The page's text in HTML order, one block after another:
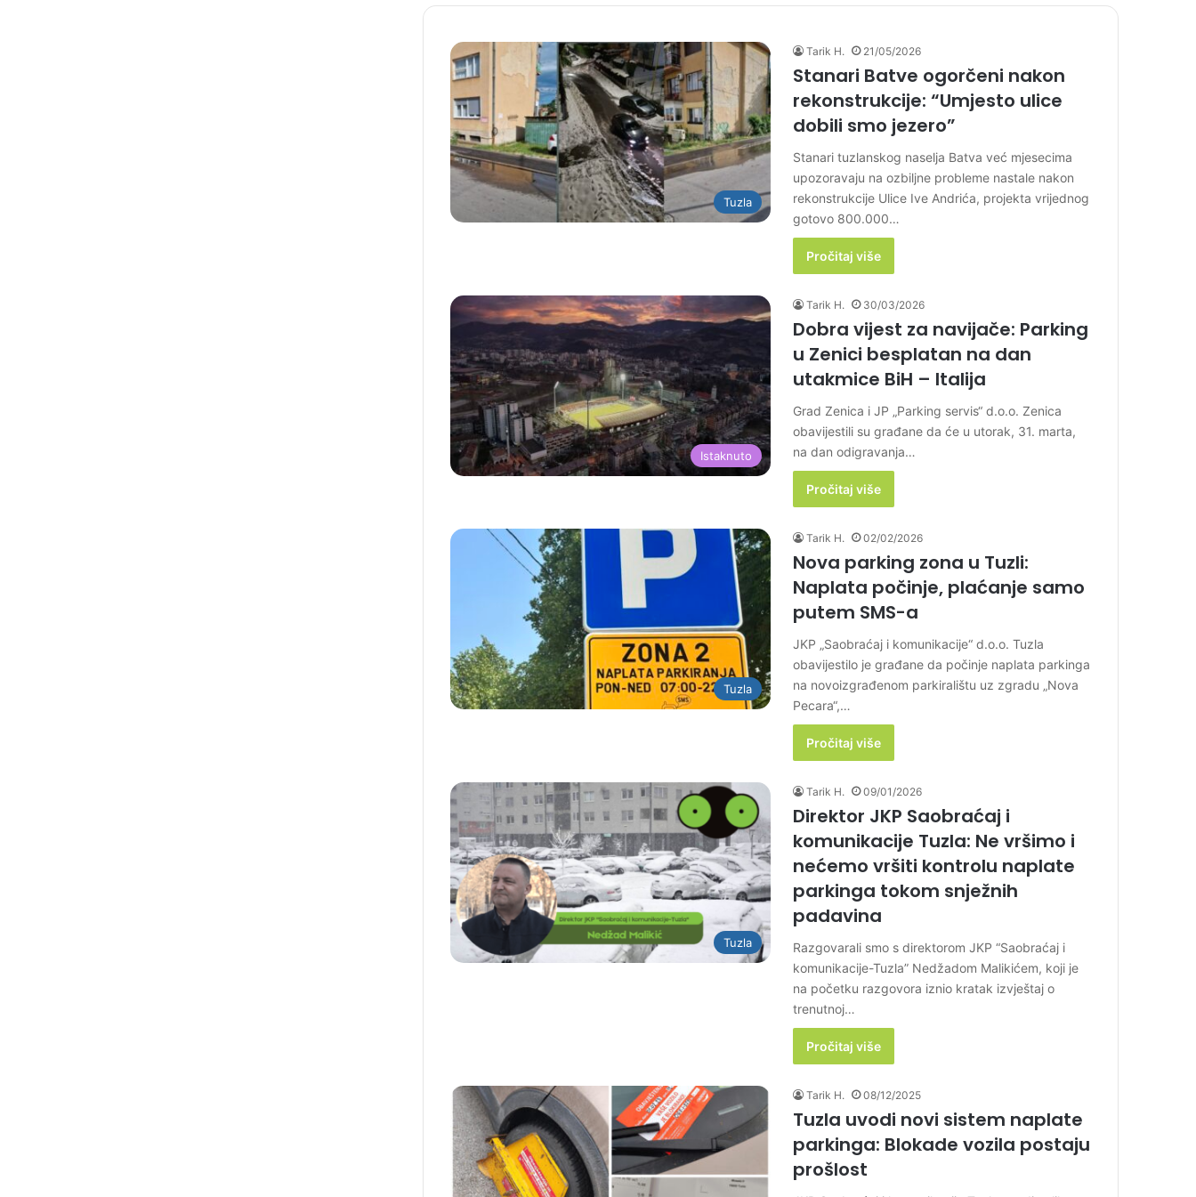
Tuzla
Tarik H. 21/05/2026
Stanari Batve ogorčeni nakon
rekonstrukcije: “Umjesto ulice
dobili smo jezero”
Stanari tuzlanskog naselja Batva već mjesecima
upozoravaju na ozbiljne probleme nastale nakon
rekonstrukcije Ulice Ive Andrića, projekta vrijednog
gotovo 800.000…
Pročitaj više
Istaknuto
Tarik H. 30/03/2026
Dobra vijest za navijače: Parking
u Zenici besplatan na dan
utakmice BiH – Italija
Grad Zenica i JP „Parking servis“ d.o.o. Zenica
obavijestili su građane da će u utorak, 31. marta,
na dan odigravanja…
Pročitaj više
Tuzla
Tarik H. 02/02/2026
Nova parking zona u Tuzli:
Naplata počinje, plaćanje samo
putem SMS-a
JKP „Saobraćaj i komunikacije“ d.o.o. Tuzla
obavijestilo je građane da počinje naplata parkinga
na novoizgrađenom parkiralištu uz zgradu „Nova
Pecara“,…
Pročitaj više
Tuzla
Tarik H. 09/01/2026
Direktor JKP Saobraćaj i
komunikacije Tuzla: Ne vršimo i
nećemo vršiti kontrolu naplate
parkinga tokom snježnih
padavina
Razgovarali smo s direktorom JKP “Saobraćaj i
komunikacije-Tuzla” Nedžadom Malikićem, koji je
na početku razgovora iznio kratak izvještaj o
trenutnoj…
Pročitaj više
Tarik H. 08/12/2025
Tuzla uvodi novi sistem naplate
parkinga: Blokade vozila postaju
prošlost